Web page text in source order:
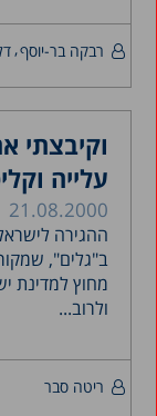
רבקה בר-יוסף
וקיבצתי
עלייה
21.08.2000
ההגירה
ב"גלים",
מחוץ למדינת
ולרוב...
ריטה סבר